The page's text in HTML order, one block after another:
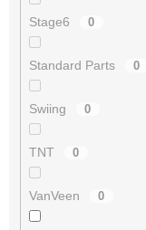
Stage6 0
Standard Parts 0
Swiing 0
TNT 0
VanVeen 0